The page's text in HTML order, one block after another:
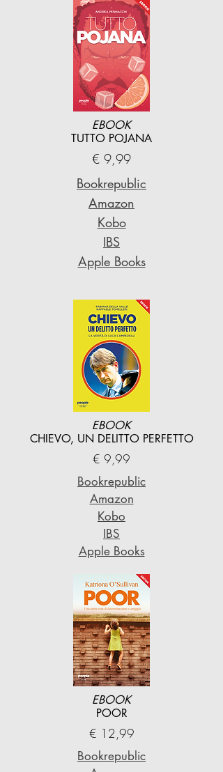
EBOOK
TUTTO POJANA
€ 9,99
Bookrepublic
Amazon
Kobo
IBS
Apple Books
EBOOK
CHIEVO, UN DELITTO PERFETTO
€ 9,99
Bookrepublic
Amazon
Kobo
IBS
Apple Books
EBOOK
POOR
€ 12,99
Bookrepublic